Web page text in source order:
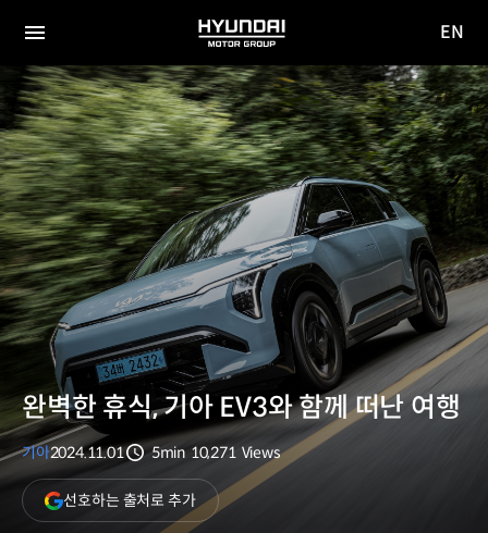
전체
메뉴
HYUNDAI
MOTOR
GROUP
사이
이동
EN
완벽한 휴식, 기아 EV3와 함께 떠난 여행
기아2024.11.01
5min 10,271 Views
선호하는 출처로 추가(새
창